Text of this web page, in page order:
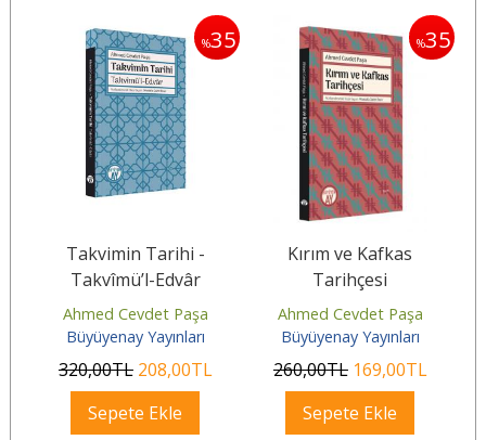
%35
Takvimin Tarihi -
Takvîmü’l-Edvâr
Ahmed Cevdet Paşa
Büyüyenay Yayınları
320,00TL 208,00TL
Sepete Ekle
%35
Kırım ve Kafkas
Tarihçesi
Ahmed Cevdet Paşa
Büyüyenay Yayınları
260,00TL 169,00TL
Sepete Ekle